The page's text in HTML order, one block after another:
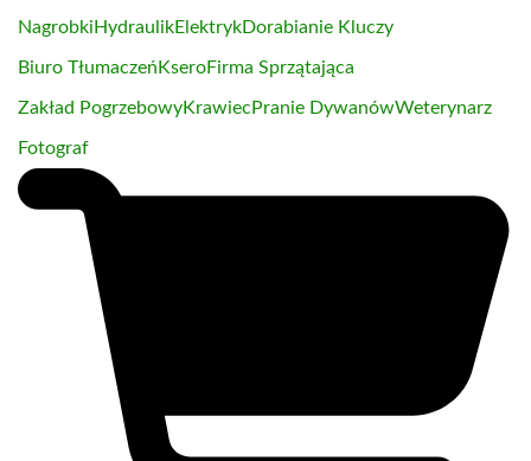
Nagrobki HydraulikElektrykDorabianie Kluczy
Biuro Tłumaczeń KseroFirma Sprzątająca
Zakład PogrzebowyKrawiec Pranie DywanówWeterynarz
Fotograf